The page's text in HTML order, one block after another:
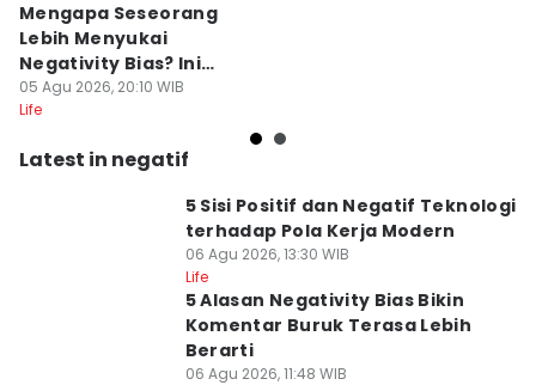
Mengapa Seseorang
Lebih Menyukai
Negativity Bias? Ini
Alasannya!
05 Agu 2026, 20:10 WIB
Life
Latest in negatif
5 Sisi Positif dan Negatif Teknologi
terhadap Pola Kerja Modern
06 Agu 2026, 13:30 WIB
Life
5 Alasan Negativity Bias Bikin
Komentar Buruk Terasa Lebih
Berarti
06 Agu 2026, 11:48 WIB